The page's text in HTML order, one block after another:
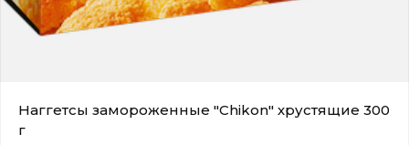
Наггетсы замороженные "Chikon" хрустящие 300
г